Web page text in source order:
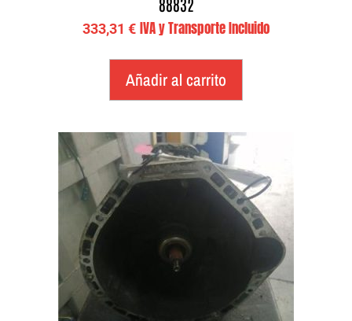
333,31 € IVA y Transporte Incluido
Añadir al carrito